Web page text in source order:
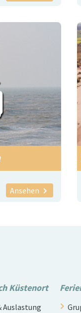
Ansehen
Küstenort
Auslastung